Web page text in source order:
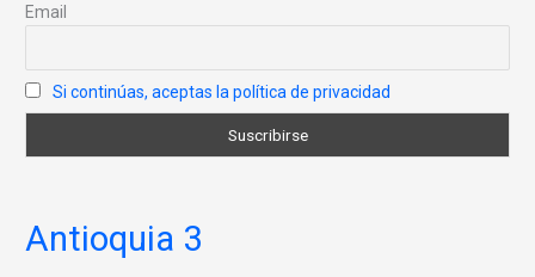
Email
Si continúas, aceptas la política de privacidad
Antioquia 3